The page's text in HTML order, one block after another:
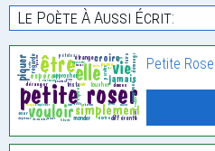
Le Poète À Aussi Écrit:
Petite Rose